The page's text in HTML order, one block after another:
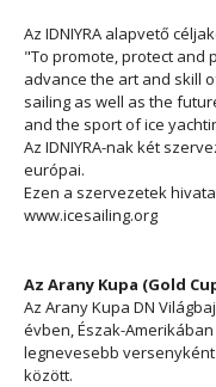
Az IDNIYRA alapvető
"To promote, protect and
advance the art and skill
sailing as well as the
and the sport of ice
Az IDNIYRA-nak két
európai.
Ezen a szervezetek
www.icesailing.org
Az Arany Kupa (Gold
Az Arany Kupa DN
évben, Észak-
legnevesebb
között.